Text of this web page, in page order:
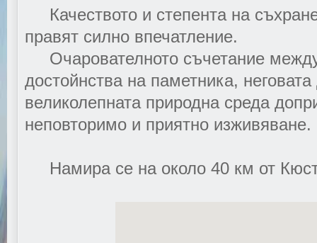
Качеството и степента на
правят силно впечатление.
Очарователното съчетание
достойнства на паметника,
великолепната природна среда
неповторимо и приятно изживяване.
Намира се на около 40 км от